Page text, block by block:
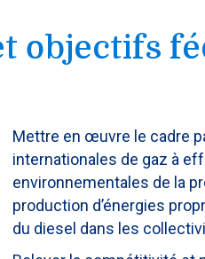
objectifs
Mettre en œuvre le cadre
internationales de gaz à
environnementales de la
production d’énergies
du diesel dans les